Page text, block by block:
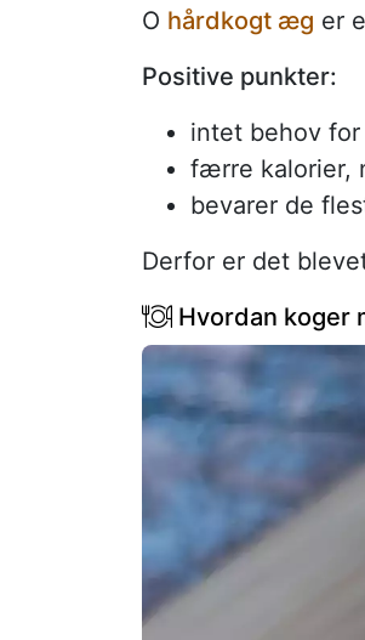
O hårdkogt æg er
Positive punkter:
intet behov
færre kalorier,
bevarer de
Derfor er det
Hvordan koger